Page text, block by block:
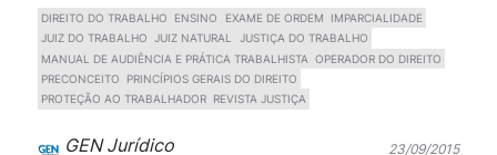
DIREITO DO TRABALHO ENSINO EXAME DE ORDEM
IMPARCIALIDADE
JUIZ DO TRABALHO JUIZ NATURAL
JUSTIÇA DO TRABALHO
MANUAL DE AUDIÊNCIA E PRÁTICA TRABALHISTA OPERADOR DO DIREITO
PRECONCEITO
PRINCÍPIOS GERAIS DO DIREITO
PROTEÇÃO AO TRABALHADOR
REVISTA JUSTIÇA
GEN Jurídico 23/09/2015